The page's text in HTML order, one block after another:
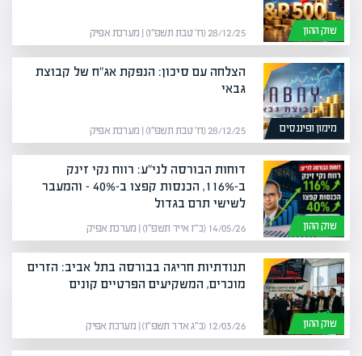
שוק ההון 28/12/25 (ח׳ טבת תשפ״ו) | מערכת אפיק
מימון ופיננסים
הצלחה עם סיכון: הנפקת אג"ח של קבוצת
גבאי
28/12/25 (ח׳ טבת תשפ״ו) | מערכת אפיק
שוק ההון
דוחות הבורסה לני"ע: רווח נקי זינק
ב-116%, הכנסות קפצו ב-40% – והמעבר
לשישי תרם בגדול
14/05/26 (כ״ז אייר תשפ״ו) | מערכת אפיק
שוק ההון
תנודתיות חריגה בבורסה בתל אביב: הזרים
מוכרים, המשקיעים הפרטיים קונים
12/03/26 (כ״ג אדר תשפ״ו) | מערכת אפיק